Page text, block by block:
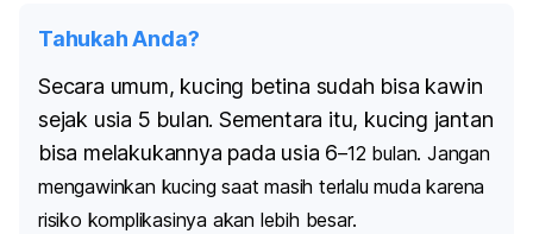
Tahukah Anda?
Secara umum, kucing betina sudah bisa kawin
sejak usia 5 bulan. Sementara itu, kucing jantan
bisa melakukannya pada usia 6–12 bulan. Jangan
mengawinkan kucing saat masih terlalu muda karena
risiko komplikasinya akan lebih besar.